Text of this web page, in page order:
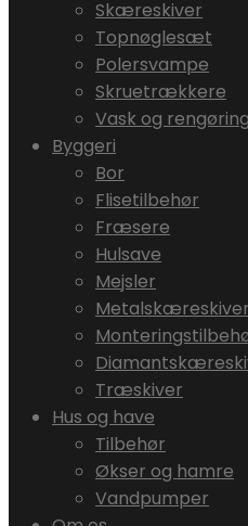
Skæreskiver
Topnøglesæt
Polersvampe
Skruetrækkere
Vask og rengøring
Byggeri
Bor
Flisetilbehør
Fræsere
Hulsave
Mejsler
Metalskæreskiver
Træskiver
Hus og have
Tilbehør
Økser og hamre
Vandpumper